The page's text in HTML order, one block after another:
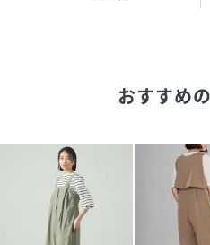
※店頭及び屋外での撮影画像は
って見える場合があります。商
画像をご参照ください。
身長165B77W57H85着用サイズ
おすすめ